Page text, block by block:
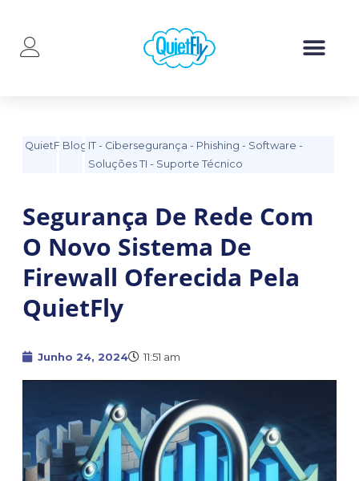
QuietFlyBlog IT - Cibersegurança - Phishing - Software -
Soluções TI - Suporte Técnico
Segurança De Rede Com
O Novo Sistema De
Firewall Oferecida Pela
QuietFly
Junho 24, 2024 11:51 am